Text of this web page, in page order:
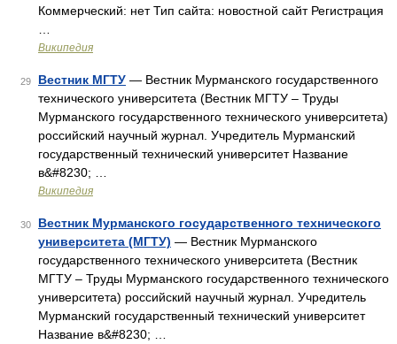
Коммерческий: нет Тип сайта: новостной сайт Регистрация
Википедия
29 Вестник МГТУ — Вестник Мурманского государственного
технического университета (Вестник МГТУ – Труды
Мурманского государственного технического университета)
российский научный журнал. Учредитель Мурманский
государственный технический университет Название
в&#8230; …
Википедия
30
Вестник Мурманского государственного технического
университета (МГТУ) — Вестник Мурманского
государственного технического университета (Вестник
МГТУ – Труды Мурманского государственного технического
университета) российский научный журнал. Учредитель
Мурманский государственный технический университет
Название в&#8230; …